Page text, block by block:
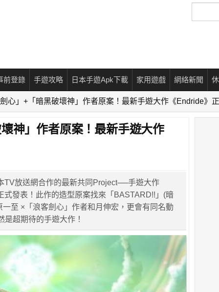
尋
前登錄 手遊攻略 日本手遊Apk下載 家用遊戲 網絡新聞
心」+「暗黑破壞神」作者原案！最新手遊大作《Endride》
神」作者原案！最新手遊大作
TV放送網合作的最新共同Project──手遊大作
式發表！此作的造型原案找來「BASTARD!!」(暗
一至 ×「浪客劍心」作者和月伸宏，更會有同名動
是超期待的手遊大作！